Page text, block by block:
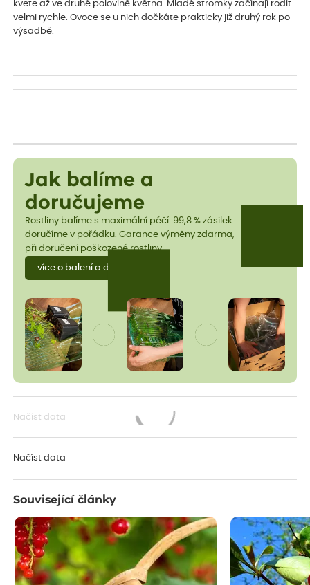
kvete až ve druhé polovině května. Mladé stromky začínají rodit
velmi rychle. Ovoce se u nich dočkáte prakticky již druhý rok po
výsadbě.
Jak balíme a
doručujeme
Rostliny balíme s maximální péčí. 99,8 % zásilek
doručíme v pořádku. Garance výměny zdarma,
při doručení poškozené rostliny.
více o balení a dopravě
Načíst data
Načíst data
Související články